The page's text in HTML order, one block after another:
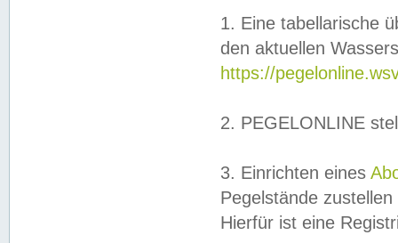
1. Eine tabellarische
den aktuellen
https://
2. PEGELONLINE
3. Einrichten eines
Pegelstände
Hierfür ist eine